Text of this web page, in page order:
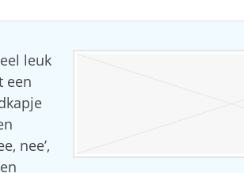
leuk
een
nee’,